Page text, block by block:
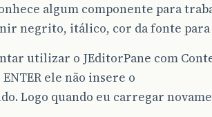
algum componente para
negrito, itálico, cor da fonte para
utilizar o JEditorPane com
ele não insere o
Logo quando eu carregar